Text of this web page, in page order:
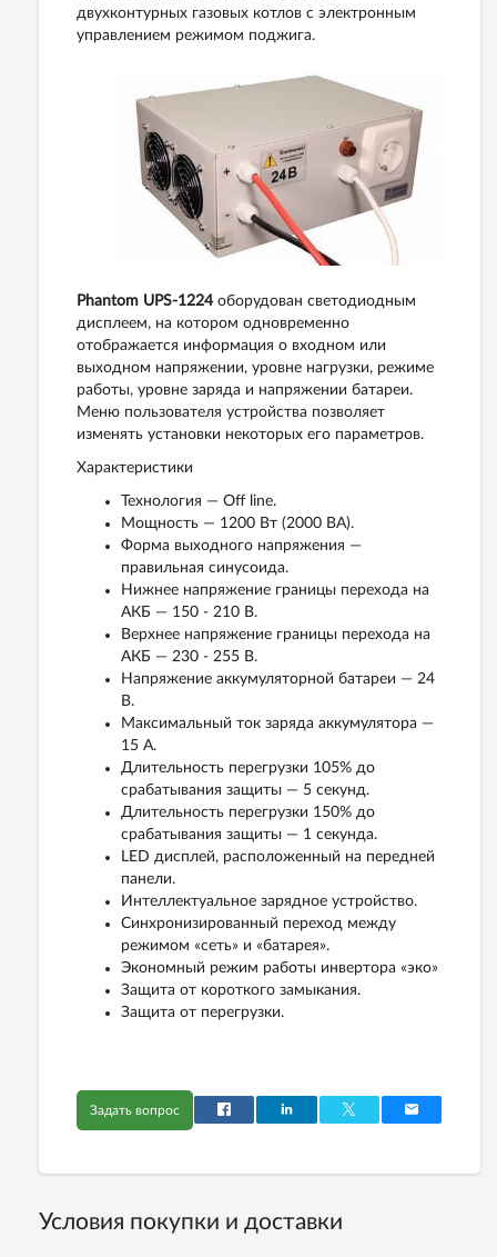
двухконтурных газовых котлов с электронным
управлением режимом поджига.
Phantom UPS-1224оборудован светодиодным
дисплеем, на котором одновременно
отображается информация о входном или
выходном напряжении, уровне нагрузки, режиме
работы, уровне заряда и напряжении батареи.
Меню пользователя устройства позволяет
изменять установки некоторых его параметров.
Характеристики
Технология — Off line.
Мощность — 1200 Вт (2000 ВА).
Форма выходного напряжения —
правильная синусоида.
Нижнее напряжение границы перехода на
АКБ — 150 - 210 В.
Верхнее напряжение границы перехода на
АКБ — 230 - 255 В.
Напряжение аккумуляторной батареи — 24
В.
Максимальный ток заряда аккумулятора —
15 А.
Длительность перегрузки 105% до
срабатывания защиты — 5 секунд.
Длительность перегрузки 150% до
срабатывания защиты — 1 секунда.
LED дисплей, расположенный на передней
панели.
Интеллектуальное зарядное устройство.
Синхронизированный переход между
режимом «сеть» и «батарея».
Экономный режим работы инвертора «эко»
Защита от короткого замыкания.
Защита от перегрузки.
Задать вопрос
Условия покупки и доставки